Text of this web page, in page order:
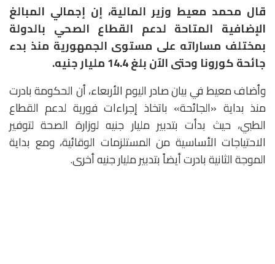
قال محمد معيط وزير المالية، إن إجمالي المبالغ
الإضافية المتاحة لدعم القطاع الصحي بالدولة
بمختلف مساراته على مستوى الجمهورية منذ بدء
جائحة كورونا وحتى الآن بلغ 14.4 مليار جنيه.
وأضاف معيط في بيان صادر اليوم الأربعاء، أن الحكومة بادرت
منذ بداية «الجائحة» باتخاذ إجراءات فورية لدعم القطاع
الطبي، حيث بدأت بتدبير مليار جنيه لوزارة الصحة لتوفير
الاحتياجات الأساسية من المستلزمات الوقائية، ومع بداية
الموجة الثانية بادرت أيضاً بتدبير مليار جنيه أخرى.